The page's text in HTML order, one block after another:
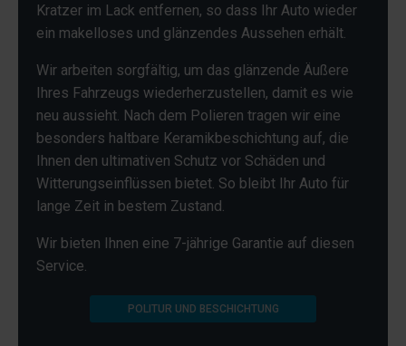
Kratzer im Lack entfernen, so dass Ihr Auto wieder
ein makelloses und glänzendes Aussehen erhält.
Wir arbeiten sorgfältig, um das glänzende Äußere
Ihres Fahrzeugs wiederherzustellen, damit es wie
neu aussieht. Nach dem Polieren tragen wir eine
besonders haltbare Keramikbeschichtung auf, die
Ihnen den ultimativen Schutz vor Schäden und
Witterungseinflüssen bietet. So bleibt Ihr Auto für
lange Zeit in bestem Zustand.
Wir bieten Ihnen eine 7-jährige Garantie auf diesen
Service.
POLITUR UND BESCHICHTUNG